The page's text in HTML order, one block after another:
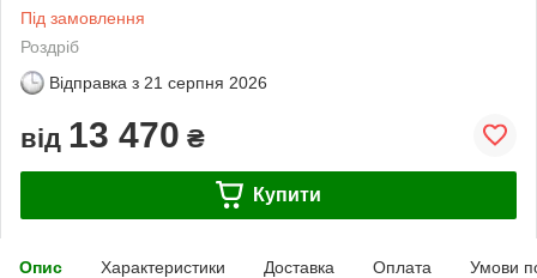
Під замовлення
Роздріб
Відправка з 21 серпня 2026
від 13 470 ₴
Купити
Опис Характеристики Доставка Оплата Умови